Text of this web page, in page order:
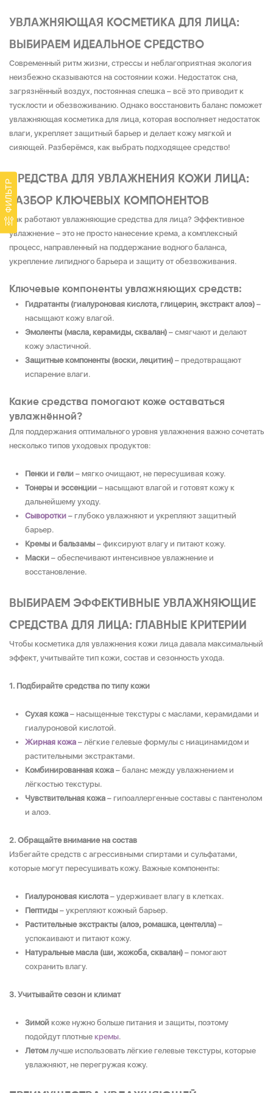
ФИЛЬТР
УВЛАЖНЯЮЩАЯ КОСМЕТИКА ДЛЯ ЛИЦА:
ВЫБИРАЕМ ИДЕАЛЬНОЕ СРЕДСТВО
Современный ритм жизни, стрессы и неблагоприятная экология
неизбежно сказываются на состоянии кожи. Недостаток сна,
загрязнённый воздух, постоянная спешка – всё это приводит к
тусклости и обезвоживанию. Однако восстановить баланс поможет
увлажняющая косметика для лица, которая восполняет недостаток
влаги, укрепляет защитный барьер и делает кожу мягкой и
сияющей. Разберёмся, как выбрать подходящее средство!
СРЕДСТВА ДЛЯ УВЛАЖНЕНИЯ КОЖИ ЛИЦА:
РАЗБОР КЛЮЧЕВЫХ КОМПОНЕНТОВ
Как работают увлажняющие средства для лица? Эффективное
увлажнение – это не просто нанесение крема, а комплексный
процесс, направленный на поддержание водного баланса,
укрепление липидного барьера и защиту от обезвоживания.
Ключевые компоненты увлажняющих средств:
Гидратанты (гиалуроновая кислота, глицерин, экстракт алоэ) –
насыщают кожу влагой.
Эмоленты (масла, керамиды, сквалан) – смягчают и делают
кожу эластичной.
Защитные компоненты (воски, лецитин) – предотвращают
испарение влаги.
Какие средства помогают коже оставаться
увлажнённой?
Для поддержания оптимального уровня увлажнения важно сочетать
несколько типов уходовых продуктов:
Пенки и гели – мягко очищают, не пересушивая кожу.
Тонеры и эссенции – насыщают влагой и готовят кожу к
дальнейшему уходу.
Сыворотки – глубоко увлажняют и укрепляют защитный
барьер.
Кремы и бальзамы – фиксируют влагу и питают кожу.
Маски – обеспечивают интенсивное увлажнение и
восстановление.
ВЫБИРАЕМ ЭФФЕКТИВНЫЕ УВЛАЖНЯЮЩИЕ
СРЕДСТВА ДЛЯ ЛИЦА: ГЛАВНЫЕ КРИТЕРИИ
Чтобы косметика для увлажнения кожи лица давала максимальный
эффект, учитывайте тип кожи, состав и сезонность ухода.
1. Подбирайте средства по типу кожи
Сухая кожа – насыщенные текстуры с маслами, керамидами и
гиалуроновой кислотой.
Жирная кожа – лёгкие гелевые формулы с ниацинамидом и
растительными экстрактами.
Комбинированная кожа – баланс между увлажнением и
лёгкостью текстуры.
Чувствительная кожа – гипоаллергенные составы с пантенолом
и алоэ.
2. Обращайте внимание на состав
Избегайте средств с агрессивными спиртами и сульфатами,
которые могут пересушивать кожу. Важные компоненты:
Гиалуроновая кислота – удерживает влагу в клетках.
Пептиды – укрепляют кожный барьер.
Растительные экстракты (алоэ, ромашка, центелла) –
успокаивают и питают кожу.
Натуральные масла (ши, жожоба, сквалан) – помогают
сохранить влагу.
3. Учитывайте сезон и климат
Зимой коже нужно больше питания и защиты, поэтому
подойдут плотные кремы.
Летомлучше использовать лёгкие гелевые текстуры, которые
увлажняют, не перегружая кожу.